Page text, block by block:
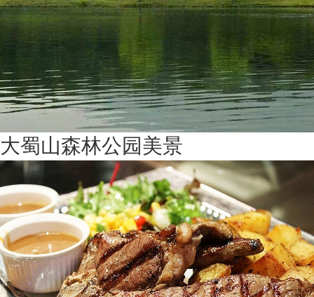
大蜀山森林公园美景